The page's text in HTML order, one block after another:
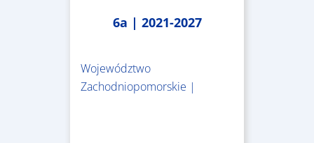
6a | 2021-2027
Województwo
Zachodniopomorskie |